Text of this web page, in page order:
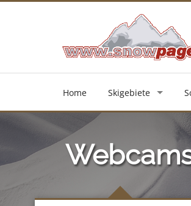
Home Skigebiete